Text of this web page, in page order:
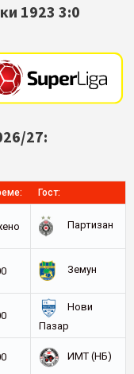
1923 3:0
27:
Гост:
Партизан
Земун
Нови
Пазар
ИМТ (НБ)